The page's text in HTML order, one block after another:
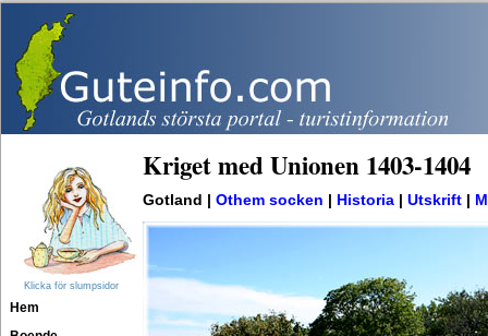
Klicka för slumpsidor
Hem
Kriget med Unionen 1403-1404
Gotland | Othem socken Historia Utskrift